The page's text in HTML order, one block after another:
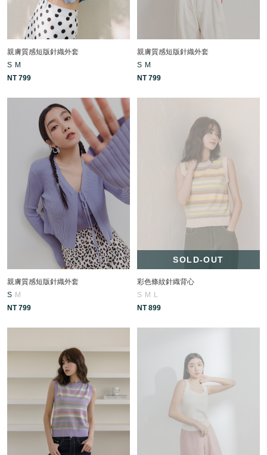
親膚質感短版針織外套
S M
NT 799
親膚質感短版針織外套
S M
NT 799
親膚質感短版針織外套
S M
NT 799
SOLD-OUT
彩色條紋針織背心
S M
L
NT 899